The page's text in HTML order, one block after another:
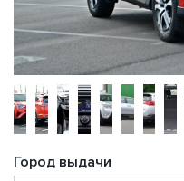
Город выдачи